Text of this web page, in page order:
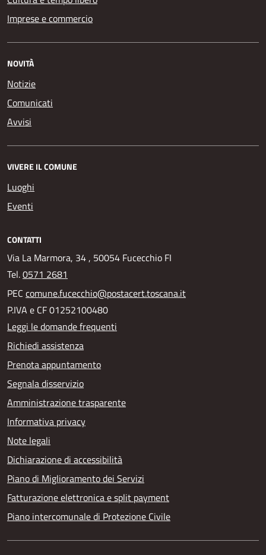
Imprese e commercio
NOVITÀ
Notizie
Comunicati
Avvisi
VIVERE IL COMUNE
Luoghi
Eventi
CONTATTI
Via La Marmora, 34 , 50054 Fucecchio FI
Tel.0571 2681
PEC comune.fucecchio@postacert.toscana.it
P.IVA e CF 01252100480
Leggi le domande frequenti
Richiedi assistenza
Prenota appuntamento
Segnala disservizio
Amministrazione trasparente
Informativa privacy
Note legali
Dichiarazione di accessibilità
Piano di Miglioramento dei Servizi
Fatturazione elettronica e split payment
Piano intercomunale di Protezione Civile